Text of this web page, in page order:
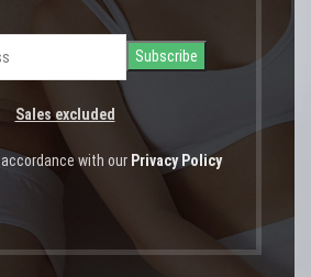
Sales excluded
with our Privacy Policy